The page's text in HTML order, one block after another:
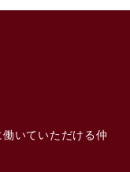
いていただける仲